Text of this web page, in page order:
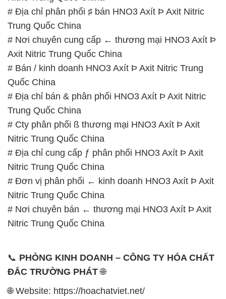
Nitric Trung Quốc China
# Địa chỉ cung cấp ƒ phân phối HNO3 Axít Þ Axit
Nitric Trung Quốc China
# Đơn vị phân phối ← kinh doanh HNO3 Axít Þ Axit
Nitric Trung Quốc China
# Nơi chuyên bán ← thương mại HNO3 Axít Þ Axit
Nitric Trung Quốc China
📞 PHÒNG KINH DOANH – CÔNG TY HÓA CHẤT
ĐẮC TRƯỜNG PHÁT 🌐
🌐 Website: https://hoachatviet.net/
📞 Hotline:
– 0933.920.505 – 028.3504.5555
– 028.3756.1835 – 028.3756.1840 –
– 0932.660.696 – 0901.326.566 – 0906.387.866 –
0902.765.866
📧 Email: hoachat@dactruongphat.vn